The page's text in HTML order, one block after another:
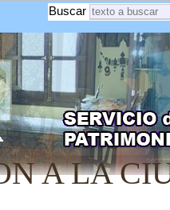
Buscar
A LA